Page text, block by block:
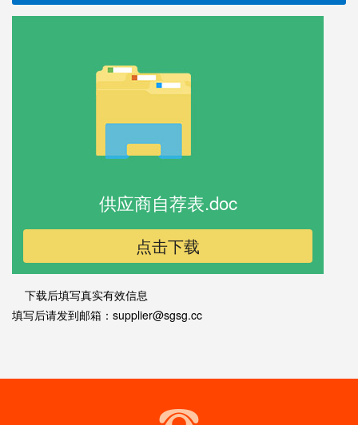
供应商自荐表.doc
点击下载
下载后填写真实有效信息
填写后请发到邮箱：supplier@sgsg.cc